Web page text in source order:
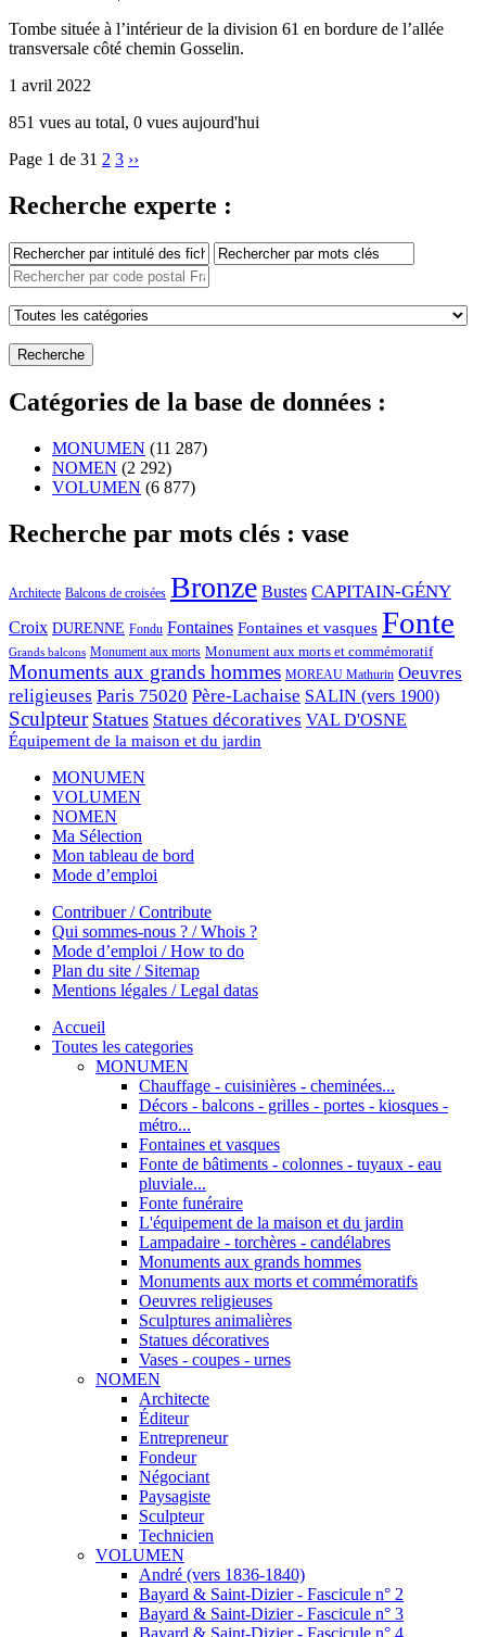
Tombe située à l’intérieur de la division 61 en bordure de l’allée
transversale côté chemin Gosselin.
1 avril 2022
851 vues au total, 0 vues aujourd'hui
Page 1 de 31 2 3 ››
Recherche experte :
Catégories de la base de données :
MONUMEN (11 287)
NOMEN (2 292)
VOLUMEN (6 877)
Recherche par mots clés : vase
Architecte Balcons de croisées Bronze Bustes CAPITAIN-GÉNY
Croix DURENNE Fondu Fontaines Fontaines et vasques Fonte
Grands balcons Monument aux morts Monument aux morts et commémoratif
Monuments aux grands hommes MOREAU Mathurin Oeuvres
religieuses Paris 75020 Père-Lachaise SALIN (vers 1900)
Sculpteur Statues Statues décoratives VAL D'OSNE
Équipement de la maison et du jardin
MONUMEN
VOLUMEN
NOMEN
Ma Sélection
Mon tableau de bord
Mode d’emploi
Contribuer / Contribute
Qui sommes-nous ? / Whois ?
Mode d’emploi / How to do
Plan du site / Sitemap
Mentions légales / Legal datas
Accueil
Toutes les categories
MONUMEN
Chauffage - cuisinières - cheminées...
Décors - balcons - grilles - portes - kiosques -
métro...
Fontaines et vasques
Fonte de bâtiments - colonnes - tuyaux - eau
pluviale...
Fonte funéraire
L'équipement de la maison et du jardin
Lampadaire - torchères - candélabres
Monuments aux grands hommes
Monuments aux morts et commémoratifs
Oeuvres religieuses
Sculptures animalières
Statues décoratives
Vases - coupes - urnes
NOMEN
Architecte
Éditeur
Entrepreneur
Fondeur
Négociant
Paysagiste
Sculpteur
Technicien
VOLUMEN
André (vers 1836-1840)
Bayard & Saint-Dizier - Fascicule n° 2
Bayard & Saint-Dizier - Fascicule n° 3
Bayard & Saint-Dizier - Fascicule n° 4